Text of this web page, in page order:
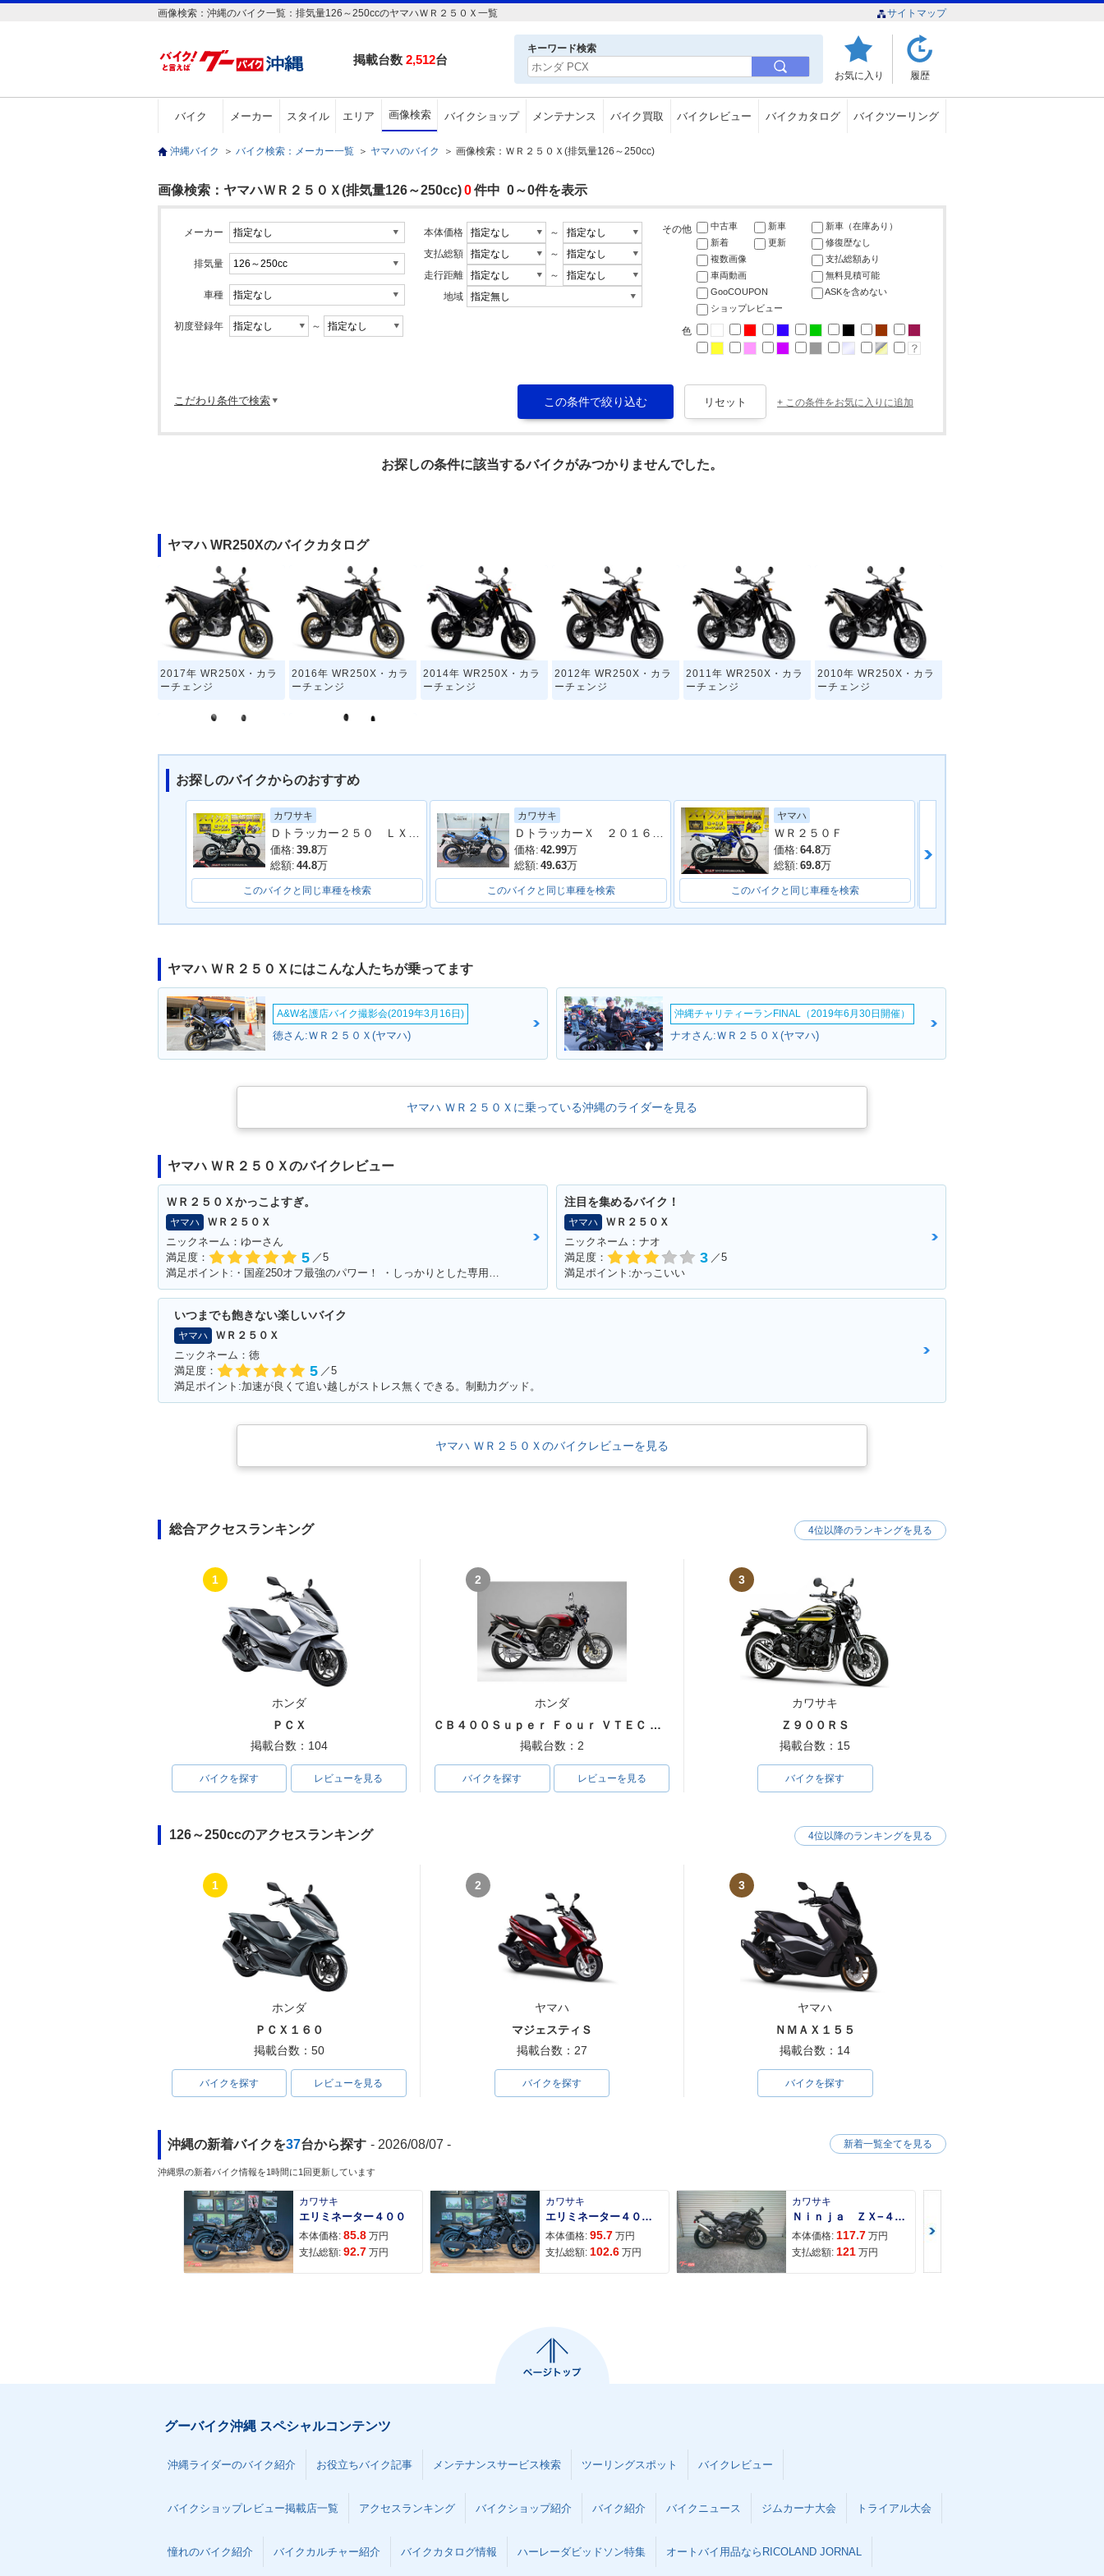
画像検索：沖縄のバイク一覧：排気量126～250ccのヤマハＷＲ２５０Ｘ一覧 サイトマップ
掲載台数 2,512台
キーワード検索
お気に入り 履歴
バイク メーカー スタイル エリア 画像検索 バイクショップ メンテナンス バイク買取 バイクレビュー バイクカタログ バイクツーリング
沖縄バイク ＞ バイク検索：メーカー一覧 ＞ ヤマハのバイク ＞ 画像検索：ＷＲ２５０Ｘ(排気量126～250cc)
画像検索：ヤマハＷＲ２５０Ｘ(排気量126～250cc)0件中 0～0件を表示
メーカー
排気量
車種
初度登録年 ～
本体価格
～
支払総額
～
走行距離
～
地域
その他 中古車 新車
新車（在庫あり）
新着
更新
修復歴なし
複数画像
支払総額あり
車両動画
無料見積可能
GooCOUPON
ASKを含めない
ショップレビュー
色
こだわり条件で検索 + この条件をお気に入りに追加
お探しの条件に該当するバイクがみつかりませんでした。
ヤマハ WR250Xのバイクカタログ
2017年 WR250X・カラ
ーチェンジ
2016年 WR250X・カラ
ーチェンジ
2014年 WR250X・カラ
ーチェンジ
2012年 WR250X・カラ
ーチェンジ
2011年 WR250X・カラ
ーチェンジ
2010年 WR250X・カラ
ーチェンジ
2009年 WR250X・カラ
ーチェンジ
2008年 WR250X・新登
場
お探しのバイクからのおすすめ
カワサキ
価格: 39.8万
総額: 44.8万
このバイクと同じ車種を検索
カワサキ
価格: 42.99万
総額: 49.63万
このバイクと同じ車種を検索
ヤマハ
ＷＲ２５０Ｆ
価格: 64.8万
総額: 69.8万
このバイクと同じ車種を検索
ヤマハ ＷＲ２５０Ｘにはこんな人たちが乗ってます
A&W名護店バイク撮影会(2019年3月16日)
徳さん:ＷＲ２５０Ｘ(ヤマハ)
沖縄チャリティーランFINAL（2019年6月30日開催）
ナオさん:ＷＲ２５０Ｘ(ヤマハ)
ヤマハ ＷＲ２５０Ｘに乗っている沖縄のライダーを見る
ヤマハ ＷＲ２５０Ｘのバイクレビュー
ＷＲ２５０Ｘかっこよすぎ。
ヤマハ
ＷＲ２５０Ｘ
ニックネーム：ゆーさん
満足度：
5 ／5
満足ポイント:・国産250オフ最強のパワー！ ・しっかりとした専用設計の足回り！ ・スタイルよすぎ！ノーマル車でもめちゃカッコイイ！！ ・アフターパーツも250オフの中では多い方！ ・メンテサイクル長いから楽！ ・デカールでイメチェンし放題だから飽きが来ない！ ・ネットで情報集めがしやすい（ユーザーが多い）
注目を集めるバイク！
ヤマハ
ＷＲ２５０Ｘ
ニックネーム：ナオ
満足度：
3 ／5
満足ポイント:かっこいい
いつまでも飽きない楽しいバイク
ヤマハ
ＷＲ２５０Ｘ
ニックネーム：徳
満足度：
5 ／5
満足ポイント:加速が良くて追い越しがストレス無くできる。制動力グッド。
ヤマハ ＷＲ２５０Ｘのバイクレビューを見る
総合アクセスランキング
1
ホンダ
ＰＣＸ
掲載台数：104
バイクを探す レビューを見る
2
ホンダ
ＣＢ４００Ｓｕｐｅｒ Ｆｏｕｒ ＶＴＥＣ ＳＰＥＣ３
掲載台数：2
バイクを探す レビューを見る
3
カワサキ
Ｚ９００ＲＳ
掲載台数：15
バイクを探す
4位以降のランキングを見る
126～250ccのアクセスランキング
1
ホンダ
ＰＣＸ１６０
掲載台数：50
バイクを探す レビューを見る
2
ヤマハ
マジェスティＳ
掲載台数：27
バイクを探す
3
ヤマハ
ＮＭＡＸ１５５
掲載台数：14
バイクを探す
4位以降のランキングを見る
沖縄の新着バイクを37台から探す - 2026/08/07 -
沖縄県の新着バイク情報を1時間に1回更新しています
カワサキ
エリミネーター４００
本体価格: 85.8 万円
支払総額: 92.7 万円
カワサキ
エリミネーター４００ＳＥ
本体価格: 95.7 万円
支払総額: 102.6 万円
カワサキ
Ｎｉｎｊａ ＺＸ−４Ｒ ＳＥ
本体価格: 117.7 万円
支払総額: 121 万円
新着一覧全てを見る
グーバイク沖縄 スペシャルコンテンツ
沖縄ライダーのバイク紹介 お役立ちバイク記事 メンテナンスサービス検索 ツーリングスポット バイクレビュー
バイクショップレビュー掲載店一覧 アクセスランキング バイクショップ紹介 バイク紹介 バイクニュース ジムカーナ大会 トライアル大会
憧れのバイク紹介 バイクカルチャー紹介 バイクカタログ情報 ハーレーダビッドソン特集 オートバイ用品ならRICOLAND JORNAL